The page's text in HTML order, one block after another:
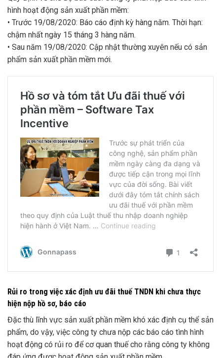
hình hoạt động sản xuất phần mềm:
• Trước 19/08/2020: Báo cáo định kỳ hàng năm. Thời hạn:
chậm nhất ngày 15 tháng 3 hàng năm.
• Sau năm 19/08/2020: Cập nhật thường xuyên nếu có sản
phẩm sản xuất phần mềm mới.
Rủi ro trong việc xác định ưu đãi thuế TNDN khi chưa thực
hiện nộp hồ sơ, báo cáo
Đặc thù lĩnh vực sản xuất phần mềm khó xác định cụ thể sản
phẩm, do vậy, việc công ty chưa nộp các báo cáo tình hình
hoạt động có rủi ro để cơ quan thuế cho rằng công ty không